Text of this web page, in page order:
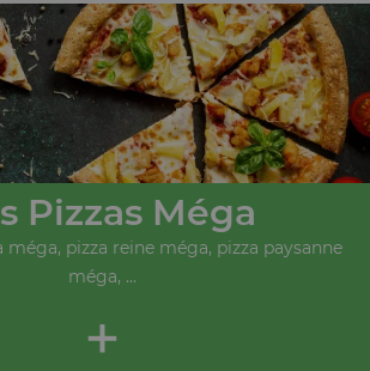
Pizzas Méga
pizza reine méga, pizza paysanne
méga, ...
+